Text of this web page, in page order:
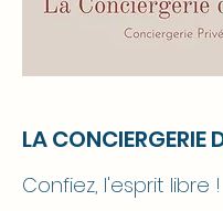
LA CONCIERGERIE
Confiez, l'esprit libre !